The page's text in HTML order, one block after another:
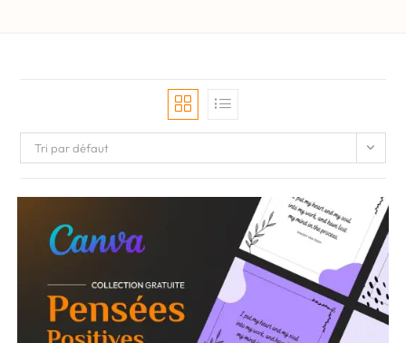
Tri par défaut